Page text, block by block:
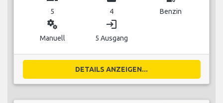
5 4 Benzin
miscellaneous_services
Manuell
login
5 Ausgang
DETAILS ANZEIGEN...